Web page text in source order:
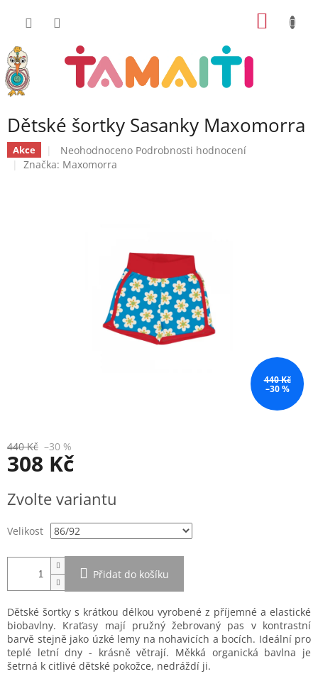
Dětské šortky Sasanky Maxomorra
Akce
Průměrné
hodnocení
Neohodnoceno Podrobnosti hodnocení
Značka: Maxomorra
440 Kč
–30 %
440 Kč –30 %
308 Kč
cena:
Zvolte variantu
Velikost
Přidat do košíku
Dětské šortky s krátkou délkou vyrobené z příjemné a elastické
biobavlny. Kraťasy mají pružný žebrovaný pas v kontrastní
barvě stejně jako úzké lemy na nohavicích a bocích. Ideální pro
teplé letní dny - krásně větrají. Měkká organická bavlna je
šetrná k citlivé dětské pokožce, nedráždí ji.